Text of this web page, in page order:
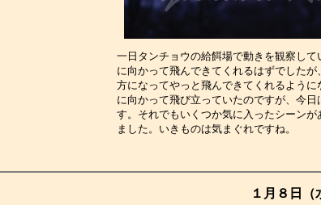
一日タンチョウの給餌場で動きを観察し
に向かって飛んできてくれるはずでした
方になってやっと飛んできてくれるよう
に向かって飛び立っていたのですが、今
す。それでもいくつか気に入ったシーン
ました。いきものは
１月８日（